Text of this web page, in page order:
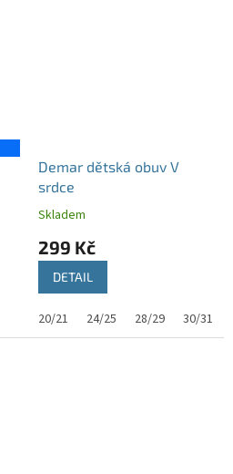
Demar dětská obuv V
srdce
Skladem
299 Kč
DETAIL
20/21 24/25 28/29 30/31